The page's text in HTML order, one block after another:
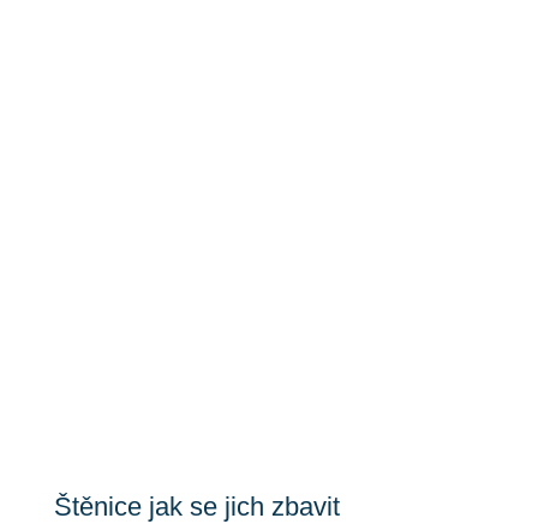
Štěnice jak se jich zbavit